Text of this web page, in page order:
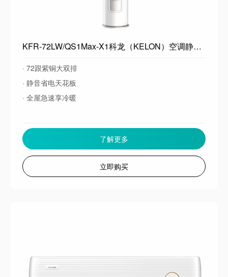
KFR-72LW/QS1Max-X1科龙（KELON）空调静省电QS MAX柜机立式3匹新一级能效变频家用冷暖气分贝轻音好眠AI高效省电客厅以旧换新补贴 静省电 一级能效 3匹 MAX 大双排
· 72跟紫铜大双排
· 静音省电天花板
· 全屋急速享冷暖
了解更多
立即购买